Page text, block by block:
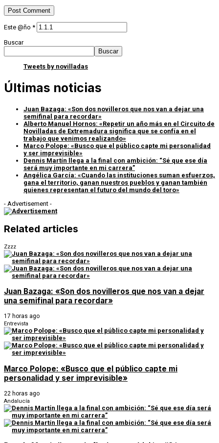
Este @ño *
Buscar
Buscar
Tweets by novilladas
Últimas noticias
Juan Bazaga: «Son dos novilleros que nos van a dejar una
semifinal para recordar»
Alberto Manuel Hornos: «Repetir un año más en el Circuito de
Novilladas de Extremadura significa que se confía en el
trabajo que venimos realizando»
Marco Polope: «Busco que el público capte mi personalidad
y ser imprevisible»
Dennis Martín llega a la final con ambición: “Sé que ese día
será muy importante en mi carrera”
Angélica García: «Cuando las instituciones suman esfuerzos,
gana el territorio, ganan nuestros pueblos y ganan también
quienes representan el futuro del mundo del toro»
- Advertisement -
Related articles
Zzzz
Juan Bazaga: «Son dos novilleros que nos van a dejar
una semifinal para recordar»
17 horas ago
Entrevista
Marco Polope: «Busco que el público capte mi
personalidad y ser imprevisible»
22 horas ago
Andalucía